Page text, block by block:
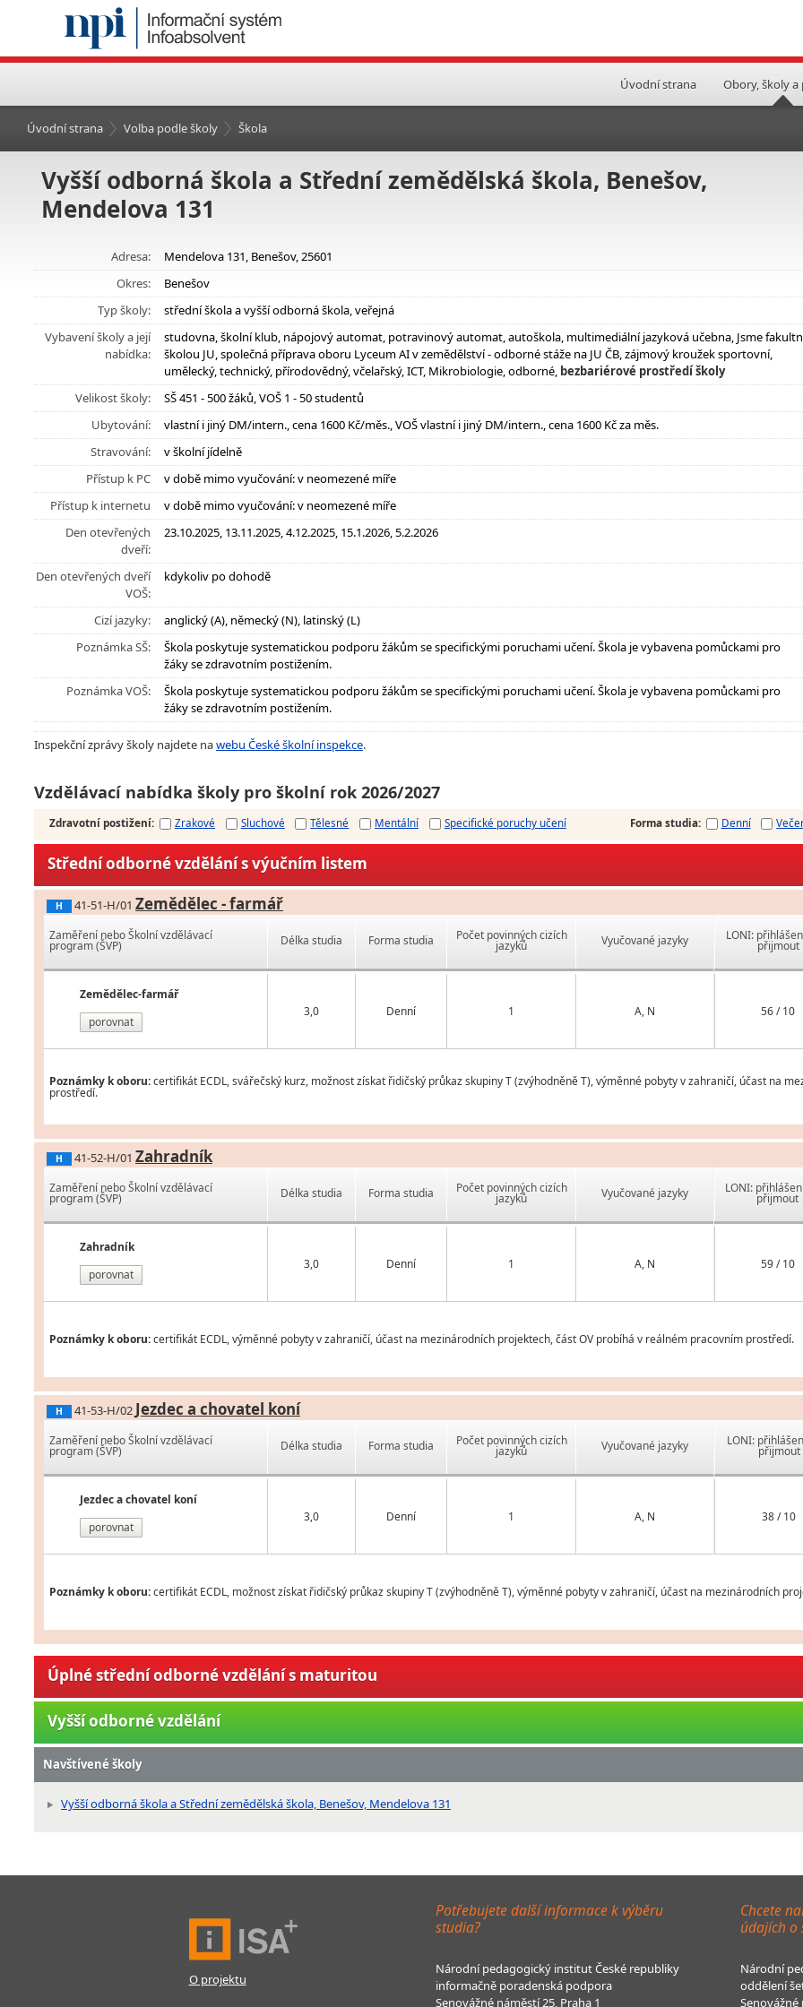
Úvodní strana Obory, školy a
Úvodní strana Volba podle školy Škola
Vyšší odborná škola a Střední zemědělská škola, Benešov,
Mendelova 131
Adresa:
Mendelova 131, Benešov, 25601
Okres:
Benešov
Typ školy:
střední škola a vyšší odborná škola, veřejná
Vybavení školy a její
nabídka:
studovna, školní klub, nápojový automat, potravinový automat, autoškola, multimediální jazyková učebna, Jsme
školou JU, společná příprava oboru Lyceum AI v zemědělství - odborné stáže na JU ČB, zájmový kroužek sportovní,
umělecký, technický, přírodovědný, včelařský, ICT, Mikrobiologie, odborné, bezbariérové prostředí školy
Velikost školy:
SŠ 451 - 500 žáků, VOŠ 1 - 50 studentů
Ubytování:
vlastní i jiný DM/intern., cena 1600 Kč/měs., VOŠ vlastní i jiný DM/intern., cena 1600 Kč za měs.
Stravování:
v školní jídelně
Přístup k PC
v době mimo vyučování: v neomezené míře
Přístup k internetu
v době mimo vyučování: v neomezené míře
Den otevřených
dveří:
23.10.2025, 13.11.2025, 4.12.2025, 15.1.2026, 5.2.2026
Den otevřených dveří
VOŠ:
kdykoliv po dohodě
Cizí jazyky:
anglický (A), německý (N), latinský (L)
Poznámka SŠ:
Škola poskytuje systematickou podporu žákům se specifickými poruchami učení. Škola je vybavena pomůckami pro
žáky se zdravotním postižením.
Poznámka VOŠ:
Škola poskytuje systematickou podporu žákům se specifickými poruchami učení. Škola je vybavena pomůckami pro
žáky se zdravotním postižením.
Inspekční zprávy školy najdete nawebu České školní inspekce.
Vzdělávací nabídka školy pro školní rok 2026/2027
Zdravotní postižení: Zrakové Sluchové Tělesné Mentální Specifické poruchy učení Forma studia: Denní
Střední odborné vzdělání s výučním listem
H 41-51-H/01 Zemědělec - farmář
Zaměření nebo Školní vzdělávací
program (ŠVP)
Zemědělec-farmář
porovnat
Délka studia Forma studia Počet povinných cizích
jazyků Vyučované jazyky
3,0 Denní 1 A, N
LONI:
přijmout
56 / 10
Poznámky k oboru:certifikát ECDL, svářečský kurz, možnost získat řidičský průkaz skupiny T (zvýhodněně T), výměnné pobyty v zahraničí, účast na
prostředí.
H 41-52-H/01 Zahradník
Zaměření nebo Školní vzdělávací
program (ŠVP)
Zahradník
porovnat
Délka studia Forma studia Počet povinných cizích
jazyků Vyučované jazyky
3,0 Denní 1 A, N
LONI:
přijmout
59 / 10
Poznámky k oboru:certifikát ECDL, výměnné pobyty v zahraničí, účast na mezinárodních projektech, část OV probíhá v reálném pracovním prostředí.
H 41-53-H/02 Jezdec a chovatel koní
Zaměření nebo Školní vzdělávací
program (ŠVP)
Jezdec a chovatel koní
porovnat
Délka studia Forma studia Počet povinných cizích
jazyků Vyučované jazyky
3,0 Denní 1 A, N
LONI:
přijmout
38 / 10
Poznámky k oboru:certifikát ECDL, možnost získat řidičský průkaz skupiny T (zvýhodněně T), výměnné pobyty v zahraničí, účast na mezinárodních
Úplné střední odborné vzdělání s maturitou
Vyšší odborné vzdělání
Navštívené školy
Vyšší odborná škola a Střední zemědělská škola, Benešov, Mendelova 131
O projektu
Potřebujete další informace k výběru
studia?
Národní pedagogický institut České republiky
informačně poradenská podpora
Senovážné náměstí 25, Praha 1
Chcete
údajích o
Národní
oddělení
Senovážné